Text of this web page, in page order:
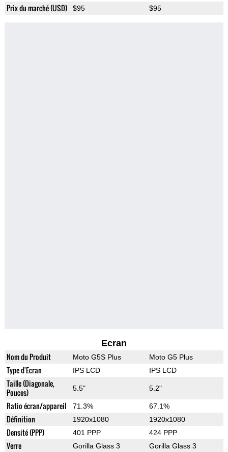
Prix du marché (USD) $95 $95
Ecran
Nom du Produit Moto G5S Plus Moto G5 Plus
Type d'Ecran IPS LCD IPS LCD
Taille (Diagonale,
Pouces)
5.5" 5.2"
Ratio écran/appareil 71.3% 67.1%
Définition 1920x1080 1920x1080
Densité (PPP) 401 PPP 424 PPP
Verre Gorilla Glass 3 Gorilla Glass 3